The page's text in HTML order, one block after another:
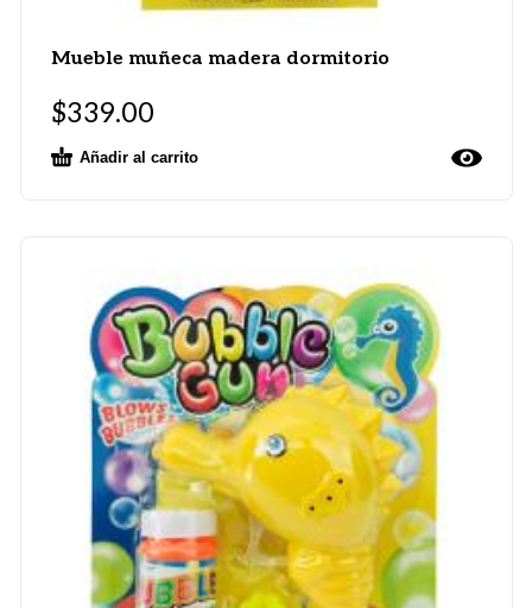
Mueble muñeca madera dormitorio
$339.00
Añadir al carrito